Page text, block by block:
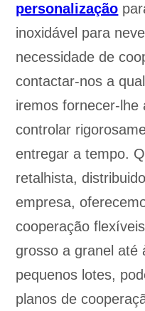
personalização
inoxidável para
necessidade de
contactar-nos a
iremos fornecer-lhe
controlar
entregar a tempo.
retalhista,
empresa,
cooperação
grosso a granel até
pequenos lotes,
planos de